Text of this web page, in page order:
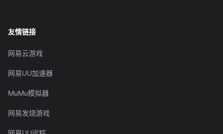
友情链接
网易云游戏
网易UU加速器
MuMu模拟器
网易发烧游戏